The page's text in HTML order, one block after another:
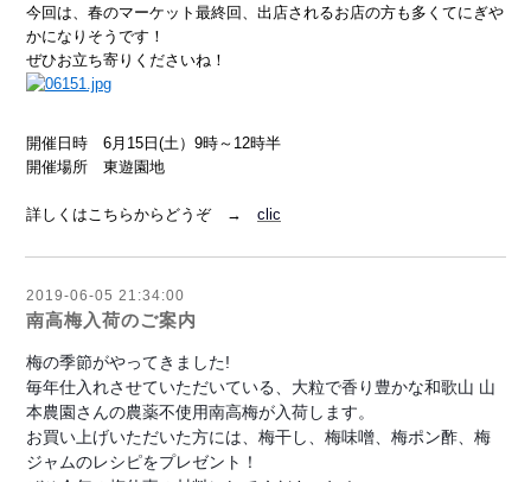
今回は、春のマーケット最終回、出店されるお店の方も多くてにぎや
かになりそうです！
ぜひお立ち寄りくださいね！
開催日時 6月15日(土）9時～12時半
開催場所 東遊園地
詳しくはこちらからどうぞ → clic
2019-06-05 21:34:00
南高梅入荷のご案内
梅の季節がやってきました!
毎年仕入れさせていただいている、大粒で香り豊かな和歌山 山
本農園さんの農薬不使用南高梅が入荷します。
お買い上げいただいた方には、梅干し、梅味噌、梅ポン酢、梅
ジャムのレシピをプレゼント！